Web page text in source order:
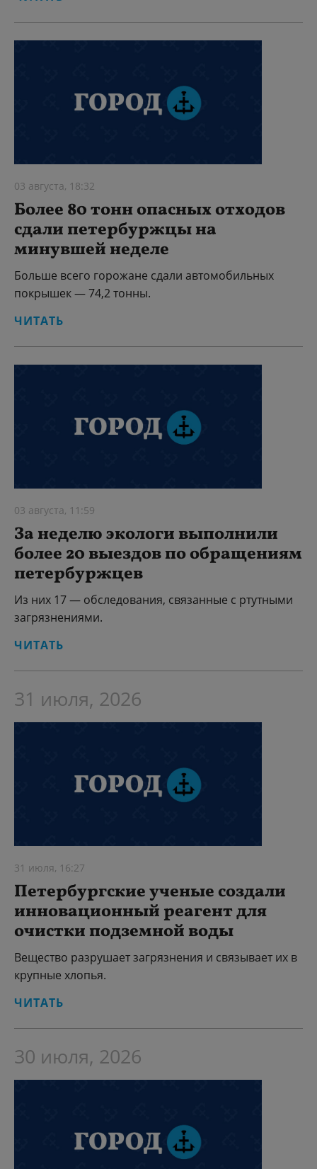
03 августа, 18:32
Более 80 тонн опасных отходов
сдали петербуржцы на
минувшей неделе
Больше всего горожане сдали автомобильных
покрышек — 74,2 тонны.
ЧИТАТЬ
03 августа, 11:59
За неделю экологи выполнили
более 20 выездов по обращениям
петербуржцев
Из них 17 — обследования, связанные с ртутными
загрязнениями.
ЧИТАТЬ
31 июля, 2026
31 июля, 16:27
Петербургские ученые создали
инновационный реагент для
очистки подземной воды
Вещество разрушает загрязнения и связывает их в
крупные хлопья.
ЧИТАТЬ
30 июля, 2026